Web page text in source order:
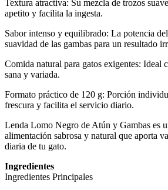
Textura atractiva: Su mezcla de trozos
apetito y facilita la ingesta.
Sabor intenso y equilibrado: La potencia
suavidad de las gambas para un resultado
Comida natural para gatos exigentes: Ideal
sana y variada.
Formato práctico de 120 g: Porción
frescura y facilita el servicio diario.
Lenda Lomo Negro de Atún y Gambas es
alimentación sabrosa y natural que aporta
diaria de tu gato.
Ingredientes
Ingredientes Principales